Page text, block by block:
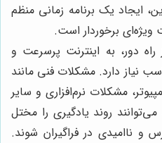
ایجاد یک برنامه زمانی منظم
ویژه‌ای برخوردار است.
دور، به اینترنت پرسرعت و
نیاز دارد. مشکلات فنی مانند
مشکلات نرم‌افزاری و سایر
روند یادگیری را مختل
و ناامیدی در فراگیران شوند.